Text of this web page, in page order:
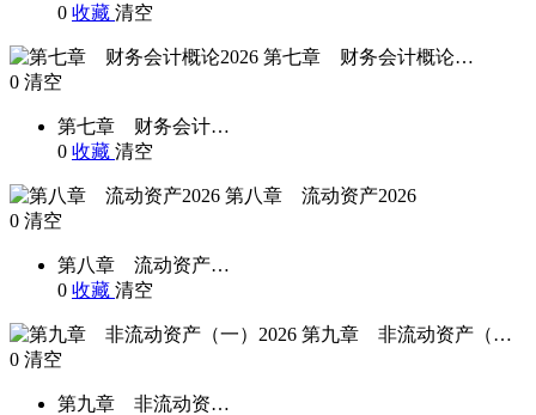
0 收藏 清空
第七章 财务会计概论…
0 清空
第七章 财务会计…
0 收藏 清空
第八章 流动资产2026
0 清空
第八章 流动资产…
0 收藏 清空
第九章 非流动资产（…
0 清空
第九章 非流动资…